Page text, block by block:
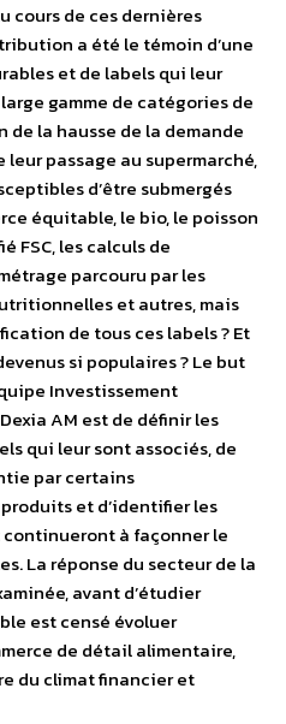
cours de ces dernières
a été le témoin d’une
et de labels qui leur
gamme de catégories de
la hausse de la demande
leur passage au supermarché,
d’être submergés
équitable, le bio, le poisson
FSC, les calculs de
parcouru par les
et autres, mais
de tous ces labels ? Et
si populaires ? Le but
Investissement
AM est de définir les
qui leur sont associés, de
par certains
et d’identifier les
à façonner le
La réponse du secteur de la
avant d’étudier
est censé évoluer
de détail alimentaire,
du climat financier et